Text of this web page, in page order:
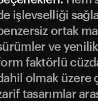
işlevselliği
ortak
ve
faktörlü
olmak üzere
tasarımlar